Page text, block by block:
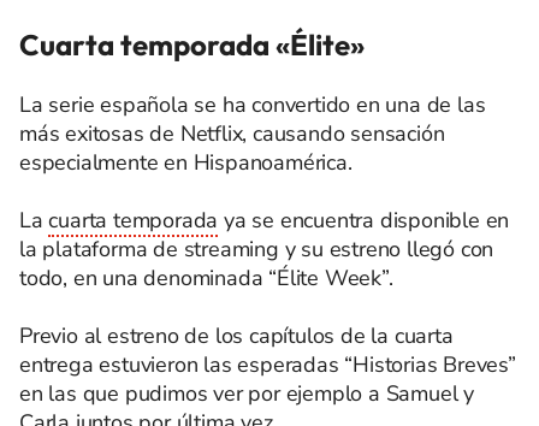
Cuarta temporada «Élite»
La serie española se ha convertido en una de las
más exitosas de Netflix, causando sensación
especialmente en Hispanoamérica.
Lacuarta temporada ya se encuentra disponible en
la plataforma de streaming y su estreno llegó con
todo, en una denominada “Élite Week”.
Previo al estreno de los capítulos de la cuarta
entrega estuvieron las esperadas “Historias Breves”
en las que pudimos ver por ejemplo a Samuel y